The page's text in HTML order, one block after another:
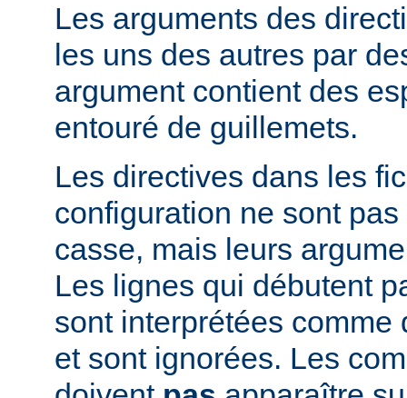
Les arguments des
les uns des autres par
argument contient des
entouré de guillemets.
Les directives dans les
configuration ne sont
casse, mais leurs
Les lignes qui débutent
sont interprétées comme
et sont ignorées. Les